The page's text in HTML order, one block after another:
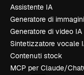
Assistente IA
Generatore di
Generatore di video IA
Sintetizzatore vocale
Contenuti stock
MCP per Claude/